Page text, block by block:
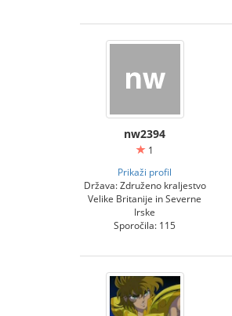
nw2394
1
Prikaži profil
Država: Združeno kraljestvo
Velike Britanije in Severne
Irske
Sporočila: 115